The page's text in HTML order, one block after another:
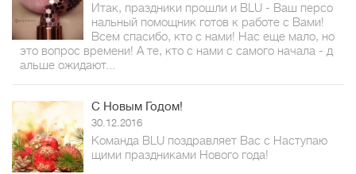
Итак, праздники прошли и BLU - Ваш персо
нальный помощник готов к работе с Вами!
Всем спасибо, кто с нами! Нас еще мало, но
это вопрос времени! А те, кто с нами с самого начала - д
альше ожидают...
С Новым Годом!
30.12.2016
Команда BLU поздравляет Вас с Наступаю
щими праздниками Нового года!